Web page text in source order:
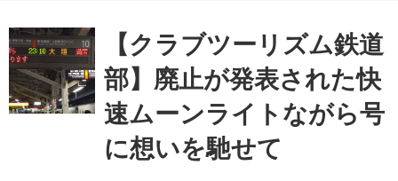
【クラブツーリズム鉄道
部】廃止が発表された快
速ムーンライトながら号
に想いを馳せて